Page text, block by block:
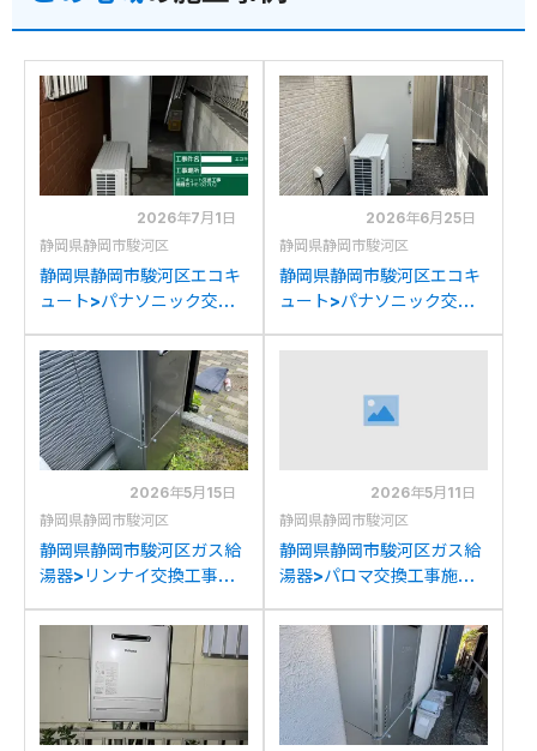
2026年7月1日
静岡県静岡市駿河区
静岡県静岡市駿河区エコキ
ュート>パナソニック交換
PC45Gからパナソニック
HE-S37LQへの交換
2026年6月25日
静岡県静岡市駿河区
静岡県静岡市駿河区エコキ
ュート>パナソニック交換
クHE-46D3Qからパナソ
2026年5月15日
静岡県静岡市駿河区
静岡県静岡市駿河区ガス給
湯器>リンナイ交換工事施
2450SAWXからリンナイ
RUF-K2406SAW(A)への
交換
2026年5月11日
静岡県静岡市駿河区
静岡県静岡市駿河区ガス給
湯器>パロマ交換工事施工
2000SAWからパロマFH-
2023SAW-1への交換